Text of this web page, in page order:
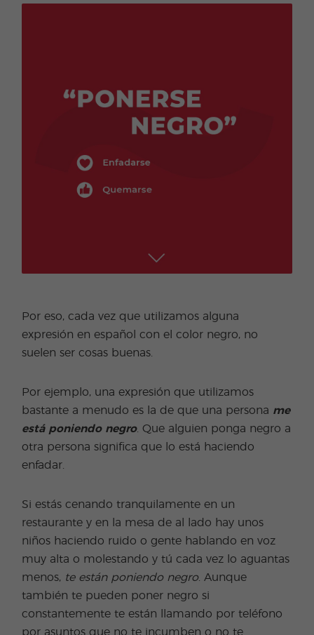
Por eso, cada vez que utilizamos alguna
expresión en español con el color negro, no
suelen ser cosas buenas.
Por ejemplo, una expresión que utilizamos
bastante a menudo es la de que una persona me
está poniendo negro. Que alguien ponga negro a
otra persona significa que lo está haciendo
enfadar.
Si estás cenando tranquilamente en un
restaurante y en la mesa de al lado hay unos
niños haciendo ruido o gente hablando en voz
muy alta o molestando y tú cada vez lo aguantas
menos, te están poniendo negro. Aunque
también te pueden poner negro si
constantemente te están llamando por teléfono
por asuntos que no te incumben o no te